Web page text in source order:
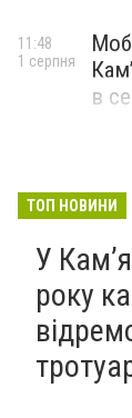
в
11:48
1 серпня
ТОП НОВИНИ
У
року